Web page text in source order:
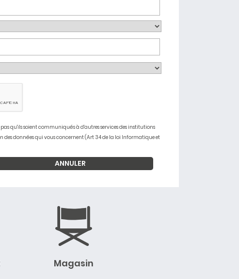
qu'ils soient communiqués à d'autres services des institutions
des données qui vous concernent (Art 34 de la loi Informatique et
Magasin